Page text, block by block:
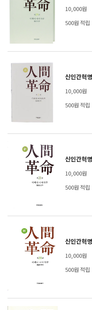
10,000원
500원 적립
신인간혁
10,000원
500원 적립
신인간혁
10,000원
500원 적립
신인간혁
10,000원
500원 적립